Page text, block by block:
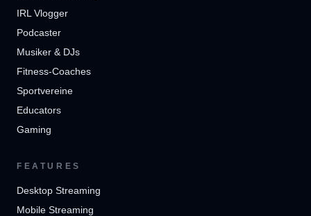
IRL Vlogger
Podcaster
Musiker & DJs
Fitness-Coaches
Sportvereine
Educators
Gaming
FEATURES
Desktop Streaming
Mobile Streaming